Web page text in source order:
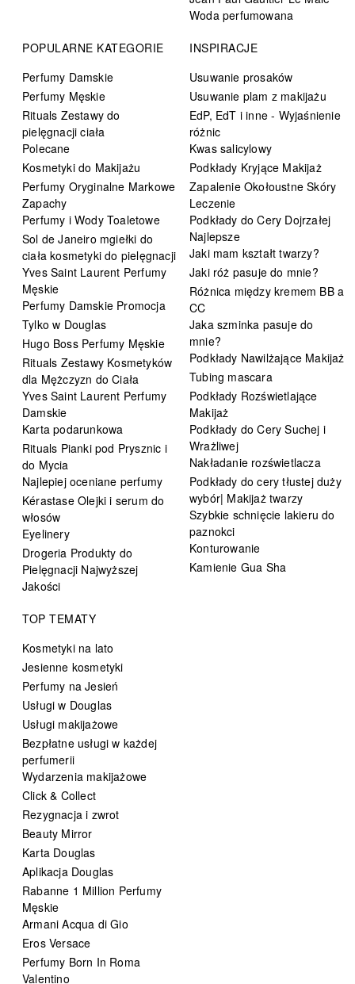
Woda perfumowana
POPULARNE KATEGORIE
Perfumy Damskie
Perfumy Męskie
Rituals Zestawy do
pielęgnacji ciała
Polecane
Kosmetyki do Makijażu
Perfumy Oryginalne Markowe
Zapachy
Perfumy i Wody Toaletowe
Sol de Janeiro mgiełki do
ciała kosmetyki do pielęgnacji
Yves Saint Laurent Perfumy
Męskie
Perfumy Damskie Promocja
Tylko w Douglas
Hugo Boss Perfumy Męskie
Rituals Zestawy Kosmetyków
dla Mężczyzn do Ciała
Yves Saint Laurent Perfumy
Damskie
Karta podarunkowa
Rituals Pianki pod Prysznic i
do Mycia
Najlepiej oceniane perfumy
Kérastase Olejki i serum do
włosów
Eyelinery
Drogeria Produkty do
Pielęgnacji Najwyższej
Jakości
INSPIRACJE
Usuwanie prosaków
Usuwanie plam z makijażu
EdP, EdT i inne - Wyjaśnienie
różnic
Kwas salicylowy
Podkłady Kryjące Makijaż
Zapalenie Okołoustne Skóry
Leczenie
Podkłady do Cery Dojrzałej
Najlepsze
Jaki mam kształt twarzy?
Jaki róż pasuje do mnie?
Różnica między kremem BB a
CC
Jaka szminka pasuje do
mnie?
Podkłady Nawilżające Makijaż
Tubing mascara
Podkłady Rozświetlające
Makijaż
Podkłady do Cery Suchej i
Wrażliwej
Nakładanie rozświetlacza
Podkłady do cery tłustej duży
wybór| Makijaż twarzy
Szybkie schnięcie lakieru do
paznokci
Konturowanie
Kamienie Gua Sha
TOP TEMATY
Kosmetyki na lato
Jesienne kosmetyki
Perfumy na Jesień
Usługi w Douglas
Usługi makijażowe
Bezpłatne usługi w każdej
perfumerii
Wydarzenia makijażowe
Click & Collect
Rezygnacja i zwrot
Beauty Mirror
Karta Douglas
Aplikacja Douglas
Rabanne 1 Million Perfumy
Męskie
Armani Acqua di Gio
Eros Versace
Perfumy Born In Roma
Valentino